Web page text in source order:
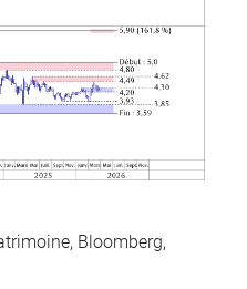
Bloomberg,